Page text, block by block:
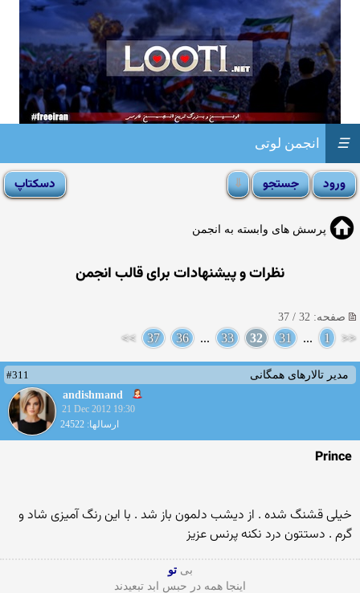
انجمن لوتی ☰
پرسش های وابسته به انجمن
نظرات و پیشنهادات برای قالب انجمن
صفحه: 32 / 37
<<
1
...
31
32
33
...
36
37
>>
مدیر تالارهای همگانی
#311
andishmand
21 Dec 2012 19:30
ارسالها: 24522
Prince
خیلی قشنگ شده . از دیشب دلمون باز شد . با این رنگ آمیزی شاد و
گرم . دستتون درد نکنه پرنس عزیز
بی تو
اینجا همه در حبس ابد تبعیدند